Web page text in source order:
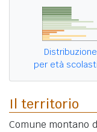
Distribuzione
per età
Il territorio
Comune montano